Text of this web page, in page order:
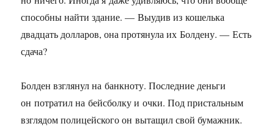
способны найти здание. — Выудив из кошелька
двадцать долларов, она протянула их Болдену. — Есть
сдача?
Болден взглянул на банкноту. Последние деньги
он потратил на бейсболку и очки. Под пристальным
взглядом полицейского он вытащил свой бумажник.